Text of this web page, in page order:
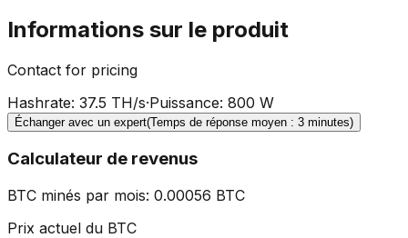
Informations sur le produit
Contact for pricing
Hashrate: 37.5 TH/s·Puissance: 800 W
Échanger avec un expert(Temps de réponse moyen : 3 minutes)
Calculateur de revenus
BTC minés par mois: 0.00056 BTC
Prix actuel du BTC